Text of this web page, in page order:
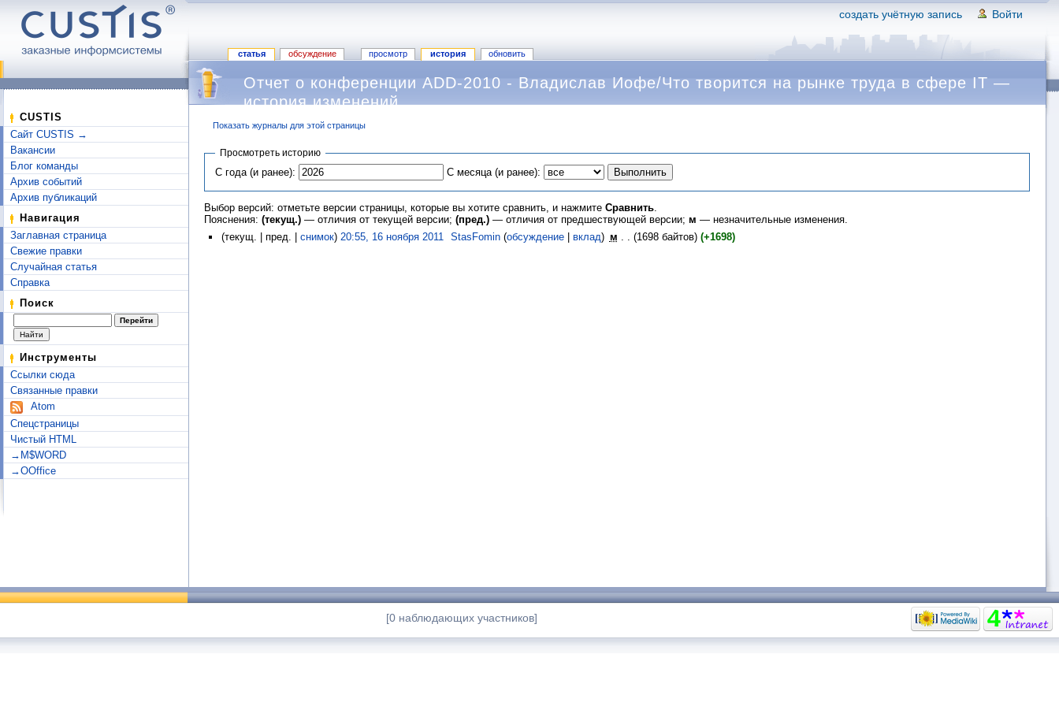
создать учётную запись Войти
статья обсуждение просмотр история обновить
CUSTIS
Сайт CUSTIS →
Вакансии
Блог команды
Архив событий
Архив публикаций
Навигация
Заглавная страница
Свежие правки
Случайная статья
Справка
Поиск
Инструменты
Ссылки сюда
Связанные правки
Atom
Спецстраницы
Чистый HTML
→M$WORD
→OOffice
Отчет о конференции ADD-2010 - Владислав Иофе/Что творится на рынке труда в сфере IT —
история изменений
Показать журналы для этой страницы
Просмотреть историю
С года (и ранее): С месяца (и ранее):
Выбор версий: отметьте версии страницы, которые вы хотите сравнить, и нажмите Сравнить
Пояснения: (текущ.) — отличия от текущей версии; (пред.) — отличия от предшествующей версии; м — незначительные изменения.
(текущ. | пред. | снимок) 20:55, 16 ноября 2011‎ StasFomin (обсуждение| вклад) м . . (1698 байтов) (+1698)
[0 наблюдающих участников]